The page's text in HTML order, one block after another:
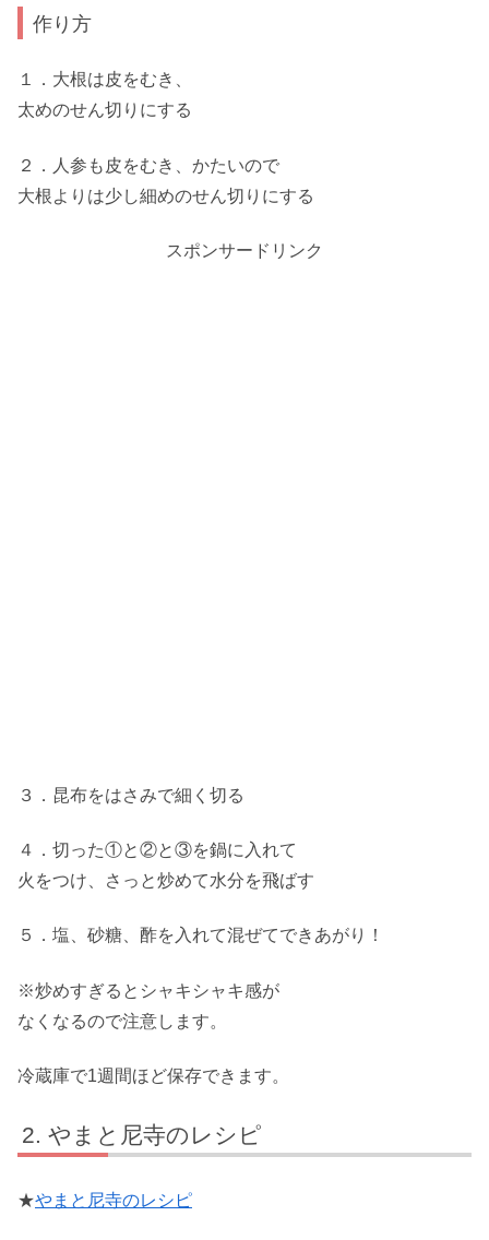
作り方
１．大根は皮をむき、
太めのせん切りにする
２．人参も皮をむき、かたいので
大根よりは少し細めのせん切りにする
スポンサードリンク
３．昆布をはさみで細く切る
４．切った①と②と③を鍋に入れて
火をつけ、さっと炒めて水分を飛ばす
５．塩、砂糖、酢を入れて混ぜてできあがり！
※炒めすぎるとシャキシャキ感が
なくなるので注意します。
冷蔵庫で1週間ほど保存できます。
やまと尼寺のレシピ
★やまと尼寺のレシピ